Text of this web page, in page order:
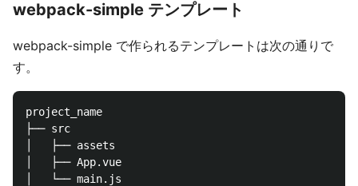
webpack-simple テンプレート
webpack-simple で作られるテンプレートは次の通りで
す。
project_name
├── src
│   ├── assets
│   ├── App.vue
│   └── main.js